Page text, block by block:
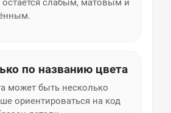
остаётся слабым, матовым и
по названию цвета
может быть несколько
ориентироваться на код